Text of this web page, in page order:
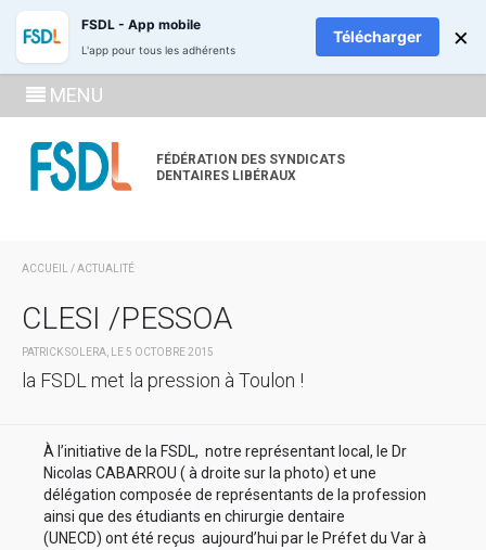
FÉDÉRATION DES SYNDICATS
DENTAIRES LIBÉRAUX
ADHÉREZ
MENU
ACCUEIL /ACTUALITÉ
CLESI /PESSOA
PATRICK SOLERA, LE 5 OCTOBRE 2015
la FSDL met la pression à Toulon !
À l’initiative de la FSDL, notre représentant local, le Dr
Nicolas CABARROU ( à droite sur la photo) et une
délégation composée de représentants de la profession
ainsi que des étudiants en chirurgie dentaire
(UNECD) ont été reçus aujourd’hui par le Préfet du Var à
FSDL - App mobile
L'app pour tous les adhérents
Télécharger ×